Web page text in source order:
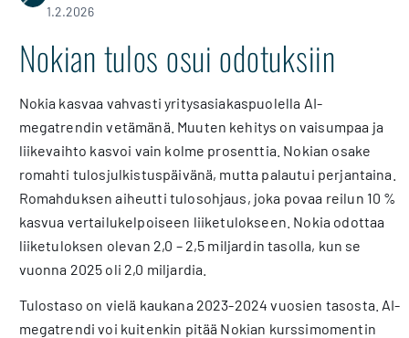
1.2.2026
Nokian tulos osui odotuksiin
Nokia kasvaa vahvasti yritysasiakaspuolella AI-
megatrendin vetämänä. Muuten kehitys on vaisumpaa ja
liikevaihto kasvoi vain kolme prosenttia. Nokian osake
romahti tulosjulkistuspäivänä, mutta palautui perjantaina.
Romahduksen aiheutti tulosohjaus, joka povaa reilun 10 %
kasvua vertailukelpoiseen liiketulokseen. Nokia odottaa
liiketuloksen olevan 2,0 – 2,5 miljardin tasolla, kun se
vuonna 2025 oli 2,0 miljardia.
Tulostaso on vielä kaukana 2023-2024 vuosien tasosta. AI-
megatrendi voi kuitenkin pitää Nokian kurssimomentin